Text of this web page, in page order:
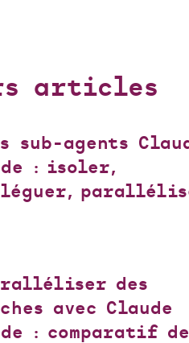
articles
sub-agents
: isoler,
des
avec Claude
: comparatif